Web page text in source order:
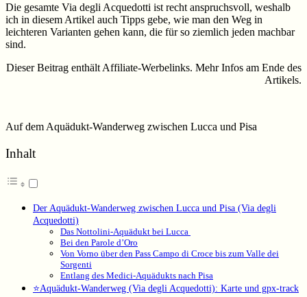
Die gesamte Via degli Acquedotti ist recht anspruchsvoll, weshalb
ich in diesem Artikel auch Tipps gebe, wie man den Weg in
leichteren Varianten gehen kann, die für so ziemlich jeden machbar
sind.
Dieser Beitrag enthält Affiliate-Werbelinks. Mehr Infos am Ende des
Artikels.
Auf dem Aquädukt-Wanderweg zwischen Lucca und Pisa
Inhalt
Der Aquädukt-Wanderweg zwischen Lucca und Pisa (Via degli
Acquedotti)
Das Nottolini-Aquädukt bei Lucca
Bei den Parole d’Oro
Von Vorno über den Pass Campo di Croce bis zum Valle dei
Sorgenti
Entlang des Medici-Aquädukts nach Pisa
⭐Aquädukt-Wanderweg (Via degli Acquedotti): Karte und gpx-track